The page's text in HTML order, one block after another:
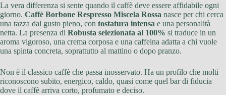
La vera differenza si sente quando il caffè deve essere affidabile ogni
giorno. Caffè Borbone Respresso Miscela Rossa nasce per chi cerca
una tazza dal gusto pieno, con tostatura intensa e una personalità
netta. La presenza di Robusta selezionata al 100% si traduce in un
aroma vigoroso, una crema corposa e una caffeina adatta a chi vuole
una spinta concreta, soprattutto al mattino o dopo pranzo.
Non è il classico caffè che passa inosservato. Ha un profilo che molti
riconoscono subito, energico, caldo, quasi come quel bar di fiducia
dove il caffè arriva corto, profumato e deciso.